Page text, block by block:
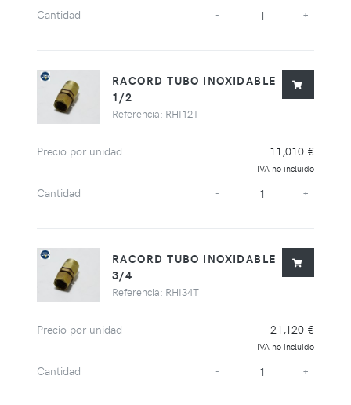
Cantidad - +
RACORD TUBO INOXIDABLE
1/2
Referencia: RHI12T
Precio por unidad 11,010 €
IVA no incluido
Cantidad - +
RACORD TUBO INOXIDABLE
3/4
Referencia: RHI34T
Precio por unidad 21,120 €
IVA no incluido
Cantidad - +